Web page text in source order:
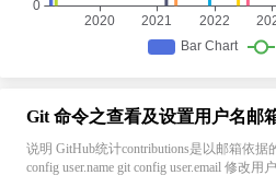
Git 命令之查看及设置用户名邮
说明 GitHub统计contributions是以邮箱依
config user.name git config user.email 修改用